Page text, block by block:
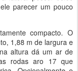
parecer um pouco
compacto. O
1,88 m de largura e
altura dá um ar de
rodas aro 17 que